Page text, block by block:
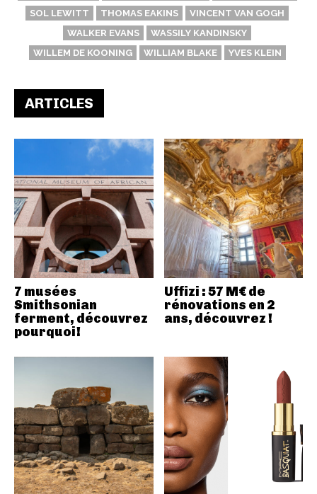
SOL LEWITT
THOMAS EAKINS
VINCENT VAN GOGH
WALKER EVANS
WASSILY KANDINSKY
WILLEM DE KOONING
WILLIAM BLAKE YVES KLEIN
ARTICLES
7 musées
Smithsonian
ferment, découvrez
pourquoi!
Uffizi : 57 M€ de
rénovations en 2
ans, découvrez !